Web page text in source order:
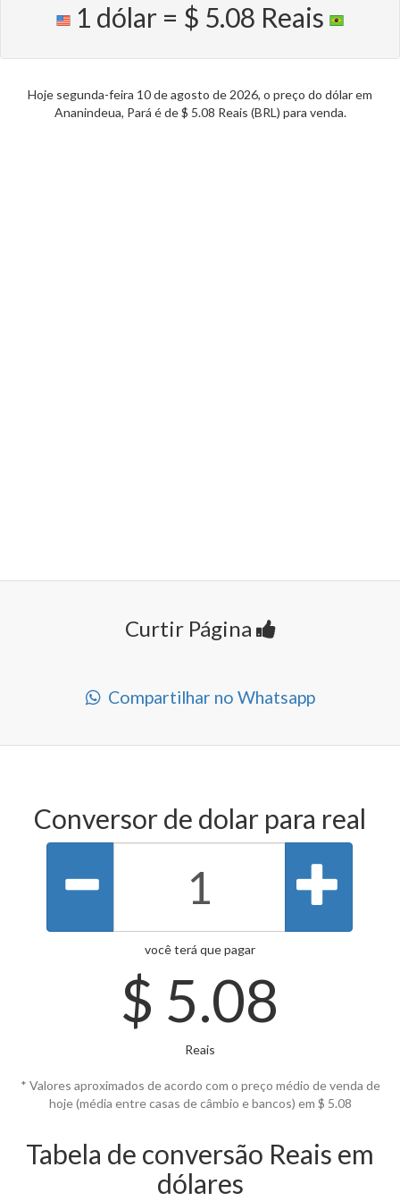
1 dólar = $ 5.08 Reais
Hoje segunda-feira 10 de agosto de 2026, o preço do dólar em
Ananindeua, Pará é de $ 5.08 Reais (BRL) para venda.
Curtir Página
Compartilhar no Whatsapp
Conversor de dolar para real
você terá que pagar
$ 5.08
Reais
* Valores aproximados de acordo com o preço médio de venda de
hoje (média entre casas de câmbio e bancos) em $ 5.08
Tabela de conversão Reais em
dólares